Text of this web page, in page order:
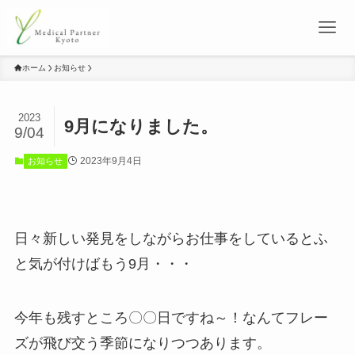
ホーム お知らせ
9月になりました。
2023
9/04
お知らせ 2023年9月4日
日々新しい発見をしながらお仕事をしているとふ
と気が付けばもう9月・・・
今年も残すところ〇〇日ですね～！なんてフレー
ズが飛び交う季節になりつつあります。